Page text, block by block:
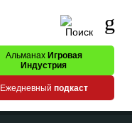
Альманах Игровая
Индустрия
Ежедневный подкаст